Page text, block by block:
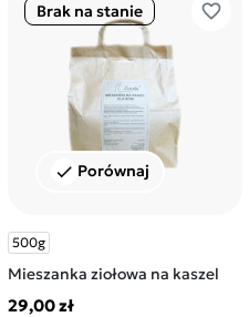
favorite_border
check Porównaj
Brak na stanie
500g
Mieszanka ziołowa na kaszel
29,00 zł